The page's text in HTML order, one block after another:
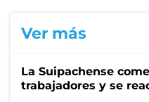
Ver más
La Suipachense
trabajadores y se